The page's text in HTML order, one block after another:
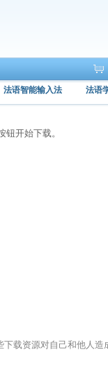
法语智能输入法 法语
开始下载。
载资源对自己和他人造